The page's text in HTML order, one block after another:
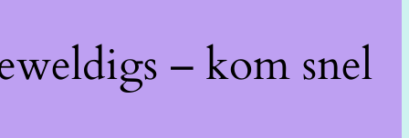
– kom snel